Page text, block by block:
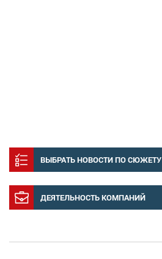
ВЫБРАТЬ НОВОСТИ ПО СЮЖЕТУ
ДЕЯТЕЛЬНОСТЬ КОМПАНИЙ